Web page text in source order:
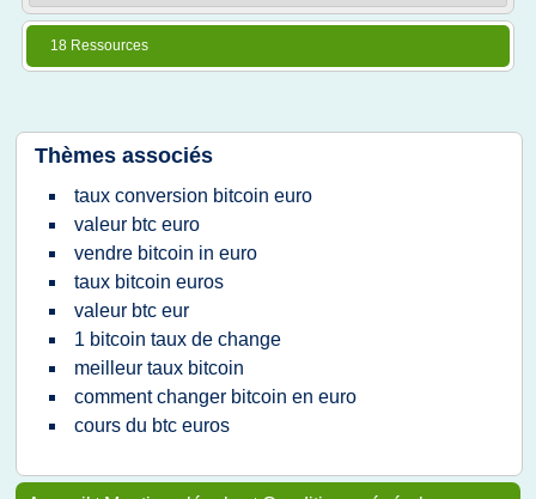
18 Ressources
Thèmes associés
taux conversion bitcoin euro
valeur btc euro
vendre bitcoin in euro
taux bitcoin euros
valeur btc eur
1 bitcoin taux de change
meilleur taux bitcoin
comment changer bitcoin en euro
cours du btc euros